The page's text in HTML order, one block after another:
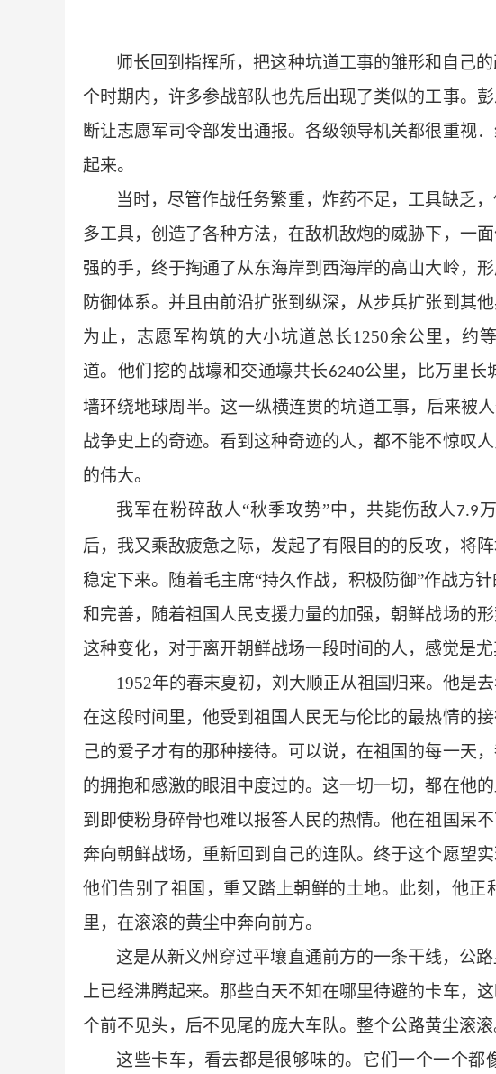
师长回到指挥所，把这种坑道工事的雏形和自己
个时期内，许多参战部队也先后出现了类似的工事。
断让志愿军司令部发出通报。各级领导机关都很重视
起来。
当时，尽管作战任务繁重，炸药不足，工具缺乏
多工具，创造了各种方法，在敌机敌炮的威胁下，一
强的手，终于掏通了从东海岸到西海岸的高山大岭，
防御体系。并且由前沿扩张到纵深，从步兵扩张到其
为止，志愿军构筑的大小坑道总长1250余公里，约
道。他们挖的战壕和交通壕共长6240公里，比万里长
墙环绕地球周半。这一纵横连贯的坑道工事，后来被
战争史上的奇迹。看到这种奇迹的人，都不能不惊叹
的伟大。
我军在粉碎敌人“秋季攻势”中，共毙伤敌人 7.9
后，我又乘敌疲惫之际，发起了有限目的的反攻，将
稳定下来。随着毛主席“持久作战，积极防御”作战方
和完善，随着祖国人民支援力量的加强，朝鲜战场的
这种变化，对于离开朝鲜战场一段时间的人，感觉是尤
1952年的春末夏初，刘大顺正从祖国归来。他是
在这段时间里，他受到祖国人民无与伦比的最热情的
己的爱子才有的那种接待。可以说，在祖国的每一天
的拥抱和感激的眼泪中度过的。这一切一切，都在他
到即使粉身碎骨也难以报答人民的热情。他在祖国呆
奔向朝鲜战场，重新回到自己的连队。终于这个愿望
他们告别了祖国，重又踏上朝鲜的土地。此刻，他
里，在滚滚的黄尘中奔向前方。
这是从新义州穿过平壤直通前方的一条干线，公
上已经沸腾起来。那些白天不知在哪里待避的卡车，
个前不见头，后不见尾的庞大车队。整个公路黄尘滚滚
这些卡车，看去都是很够味的。它们一个一个都